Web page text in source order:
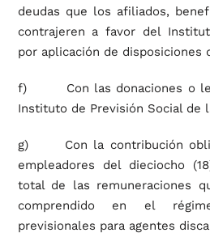
deudas que los afiliados,
contrajeren a favor del
por aplicación de disposiciones
f) Con las donaciones o
Instituto de Previsión Social de
g) Con la contribución
empleadores del dieciocho
total de las remuneraciones
comprendido en el
previsionales para agentes